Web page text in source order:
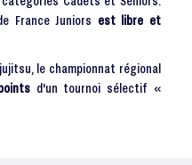
France Juniors est libre et
le championnat régional
d'un tournoi sélectif «